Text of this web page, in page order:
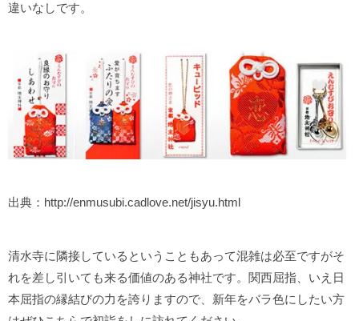
違いなしです。
出典：http://enmusubi.cadlove.net/jisyu.html
清水寺に隣接しているということもあって混雑は必至ですがそ
れを差し引いても来る価値のある神社です。関西屈指、いえ日
本屈指の縁結びの力を誇りますので、新年をバラ色にしたい方